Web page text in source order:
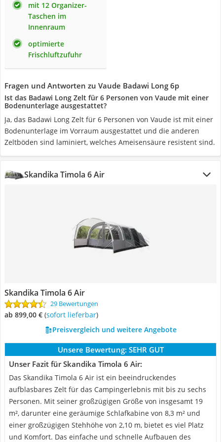
mit 12 Organizer-
Taschen im
Innenraum
optimierte
Frischluftzufuhr
Fragen und Antworten zu Vaude Badawi Long 6p
Ist das Badawi Long Zelt für 6 Personen von Vaude mit einer
Bodenunterlage ausgestattet?
Ja, das Badawi Long Zelt für 6 Personen von Vaude ist mit einer
Bodenunterlage im Vorraum ausgestattet und die anderen
Zeltböden sind laminiert, welches Ameisensäure resistent sind.
Skandika Timola 6 Air
Skandika Timola 6 Air
29 Bewertungen
ab 899,00 € ( Sofort lieferbar)
Preisvergleich und weitere Angebote
Unsere Bewertung: SEHR GUT
Unser Fazit für Skandika Timola 6 Air:
Das Skandika Timola 6 Air ist ein beeindruckendes
aufblasbares Zelt für das Campingerlebnis mit bis zu sechs
Personen. Mit seiner großzügigen Größe von insgesamt 19
m², darunter eine geräumige Schlafkabine von 8,3 m² und
einer großzügigen Stehhöhe von 2,10 m, bietet es viel Platz
und Komfort. Das einfache und schnelle Aufbauen des